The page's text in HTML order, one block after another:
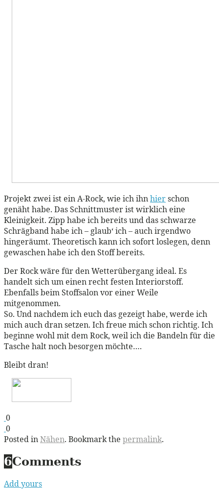
Projekt zwei ist ein A-Rock, wie ich ihnhierschon
genäht habe. Das Schnittmuster ist wirklich eine
Kleinigkeit. Zipp habe ich bereits und das schwarze
Schrägband habe ich – glaub‘ ich – auch irgendwo
hingeräumt. Theoretisch kann ich sofort loslegen, denn
gewaschen habe ich den Stoff bereits.
Der Rock wäre für den Wetterübergang ideal. Es
handelt sich um einen recht festen Interiorstoff.
Ebenfalls beim Stoffsalon vor einer Weile
mitgenommen.
So. Und nachdem ich euch das gezeigt habe, werde ich
mich auch dran setzen. Ich freue mich schon richtig. Ich
beginne wohl mit dem Rock, weil ich die Bandeln für die
Tasche halt noch besorgen möchte….
Bleibt dran!
0
0
Posted inNähen. Bookmark the permalink.
6Comments
Add yours